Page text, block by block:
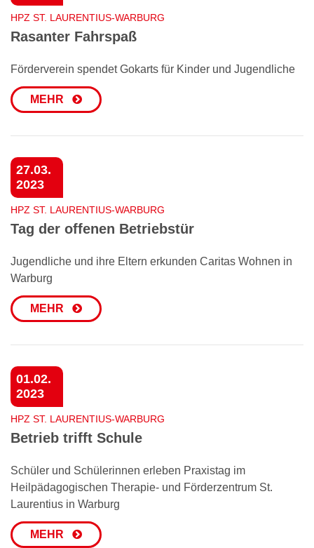
HPZ ST. LAURENTIUS-WARBURG
Rasanter Fahrspaß
Förderverein spendet Gokarts für Kinder und Jugendliche
MEHR
27.03.
2023
HPZ ST. LAURENTIUS-WARBURG
Tag der offenen Betriebstür
Jugendliche und ihre Eltern erkunden Caritas Wohnen in
Warburg
MEHR
01.02.
2023
HPZ ST. LAURENTIUS-WARBURG
Betrieb trifft Schule
Schüler und Schülerinnen erleben Praxistag im
Heilpädagogischen Therapie- und Förderzentrum St.
Laurentius in Warburg
MEHR